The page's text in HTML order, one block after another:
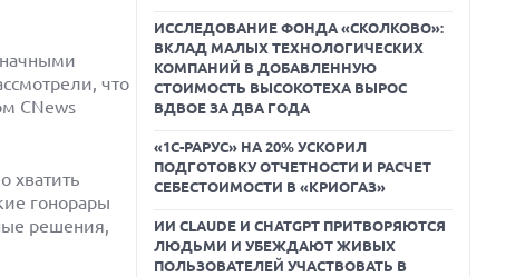
что
CNews
хватить
гонорары
решения,
ИССЛЕДОВАНИЕ ФОНДА «СКОЛКОВО»:
ВКЛАД МАЛЫХ ТЕХНОЛОГИЧЕСКИХ
КОМПАНИЙ В ДОБАВЛЕННУЮ
СТОИМОСТЬ ВЫСОКОТЕХА ВЫРОС
ВДВОЕ ЗА ДВА ГОДА
«1С-РАРУС» НА 20% УСКОРИЛ
ПОДГОТОВКУ ОТЧЕТНОСТИ И РАСЧЕТ
СЕБЕСТОИМОСТИ В «КРИОГАЗ»
ИИ CLAUDE И CHATGPT ПРИТВОРЯЮТСЯ
ЛЮДЬМИ И УБЕЖДАЮТ ЖИВЫХ
ПОЛЬЗОВАТЕЛЕЙ УЧАСТВОВАТЬ В